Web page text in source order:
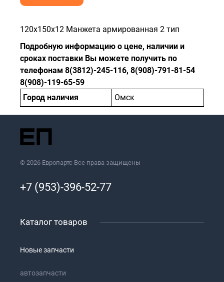
120x150x12 Манжета армированная 2 тип
Подробную информацию о цене, наличии и
сроках поставки Вы можете получить по
телефонам 8(3812)-245-116, 8(908)-791-81-54
8(908)-119-65-59
Город наличия
Омск
© 2026 Европартс Все права защищены
+7 (953)-396-52-77
Каталог товаров
Новые запчасти
автозапчасти